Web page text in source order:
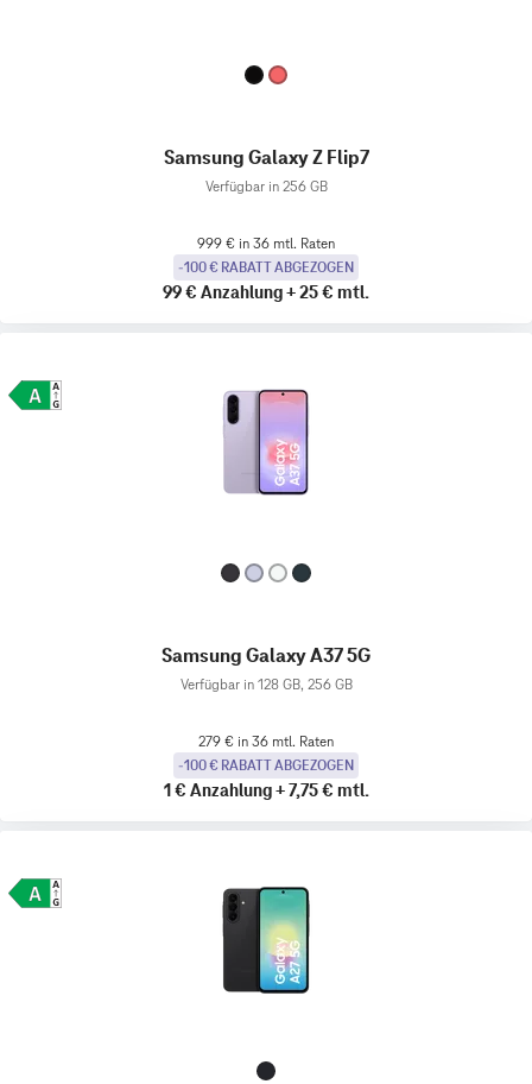
Samsung Galaxy Z Flip7
Verfügbar in 256 GB
999 € in 36 mtl. Raten
-100 € RABATT ABGEZOGEN
99 € Anzahlung+25 € mtl.
Samsung Galaxy A37 5G
Verfügbar in 128 GB, 256 GB
279 € in 36 mtl. Raten
-100 € RABATT ABGEZOGEN
1 € Anzahlung+7,75 € mtl.